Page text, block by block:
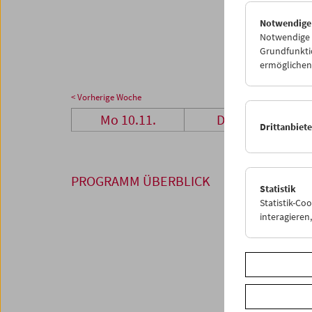
01
< Vorherige Woche
Mo 10.11. Di 11.11.
PROGRAMM ÜBERBLICK
Notwendige
Statistik
Statistik-